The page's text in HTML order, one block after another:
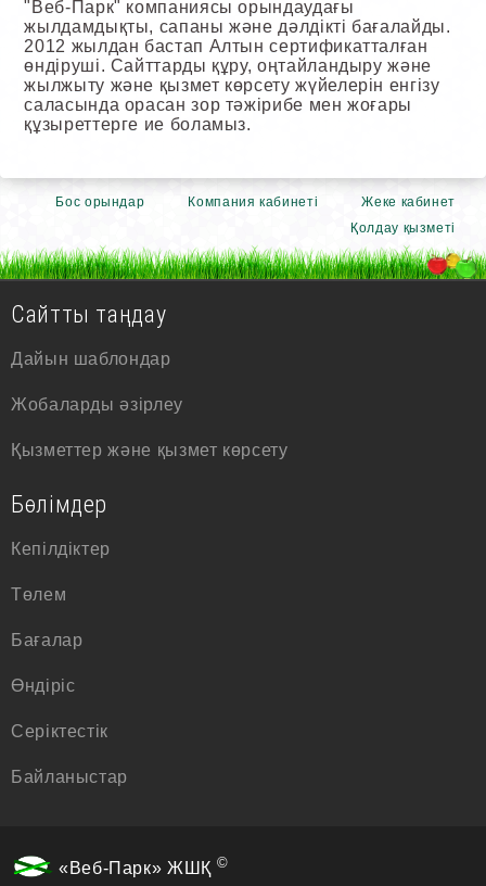
"Веб-Парк" компаниясы орындаудағы
жылдамдықты, сапаны және дәлдікті бағалайды.
2012 жылдан бастап Алтын сертификатталған
өндіруші. Сайттарды құру, оңтайландыру және
жылжыту және қызмет көрсету жүйелерін енгізу
саласында орасан зор тәжірибе мен жоғары
құзыреттерге ие боламыз.
Бос орындар Компания кабинеті
Жеке кабинет
Қолдау қызметі
Сайтты таңдау
Дайын шаблондар
Жобаларды әзірлеу
Қызметтер және қызмет көрсету
Бөлімдер
Кепілдіктер
Төлем
Бағалар
Өндіріс
Серіктестік
Байланыстар
«Веб-Парк» ЖШҚ ©